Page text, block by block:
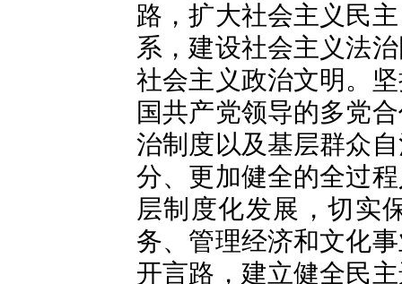
路，扩大社会主义民
系，建设社会主义法
社会主义政治文明。
国共产党领导的多党
治制度以及基层群众
分、更加健全的全过
层制度化发展，切实
务、管理经济和文化
开言路，建立健全民